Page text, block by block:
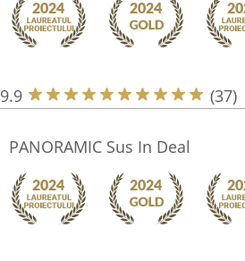
9.9 (37)
PANORAMIC Sus In Deal